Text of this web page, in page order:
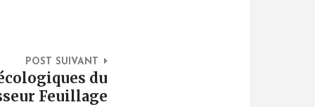
POST SUIVANT
du
Feuillage